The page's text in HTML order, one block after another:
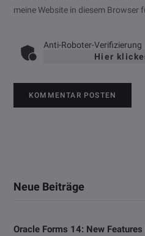
meine Website in diesem Browser
Anti-Roboter-Verifizierung
Hier
Neue Beiträge
Oracle Forms 14: New